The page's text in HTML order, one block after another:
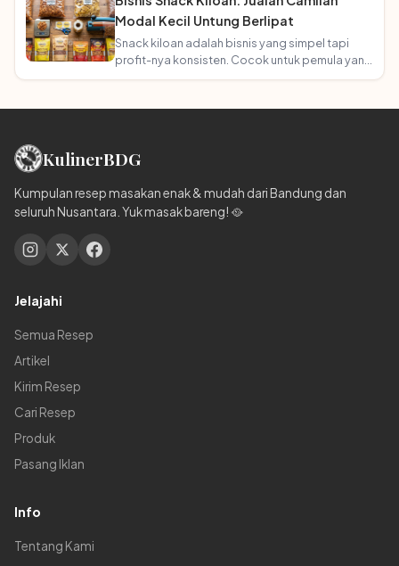
Modal Kecil Untung Berlipat
Snack kiloan adalah bisnis yang simpel tapi
profit-nya konsisten. Cocok untuk pemula yang
mau mulai tanpa ribet!
KulinerBDG
Kumpulan resep masakan enak & mudah dari Bandung dan
seluruh Nusantara. Yuk masak bareng! 🥘
Jelajahi
Semua Resep
Artikel
Kirim Resep
Cari Resep
Produk
Pasang Iklan
Info
Tentang Kami